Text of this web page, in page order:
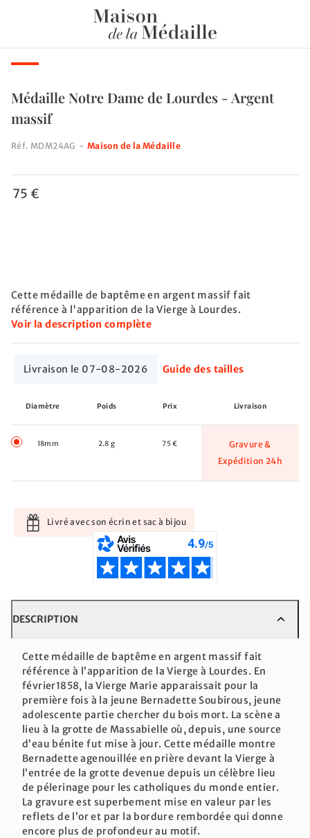
Médaille Notre Dame de Lourdes - Argent
massif
Réf. MDM24AG - Maison de la Médaille
75 €
Cette médaille de baptême en argent massif fait
référence à l'apparition de la Vierge à Lourdes.
Voir la description complète
Livraison le 07-08-2026 Guide des tailles
Diamètre Poids Prix Livraison
18mm 2.8 g 75 €
Gravure &
Expédition 24h
Livré avec son écrin et sac à bijou
DESCRIPTION
Cette médaille de baptême en argent massif fait
référence à l’apparition de la Vierge à Lourdes. En
février1858, la Vierge Marie apparaissait pour la
première fois à la jeune Bernadette Soubirous, jeune
adolescente partie chercher du bois mort. La scène a
lieu à la grotte de Massabielle où, depuis, une source
d’eau bénite fut mise à jour. Cette médaille montre
Bernadette agenouillée en prière devant la Vierge à
l’entrée de la grotte devenue depuis un célèbre lieu
de pélerinage pour les catholiques du monde entier.
La gravure est superbement mise en valeur par les
reflets de l’or et par la bordure rembordée qui donne
encore plus de profondeur au motif.